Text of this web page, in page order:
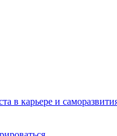
в карьере и